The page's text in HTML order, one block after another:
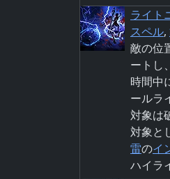
ライト
スペル,
敵の位
ートし
時間中
ールラ
対象は
対象と
雷のイ
ハイラ